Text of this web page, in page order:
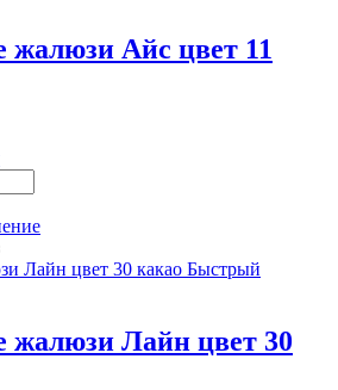
жалюзи Айс цвет 11
Быстрый
жалюзи Лайн цвет 30